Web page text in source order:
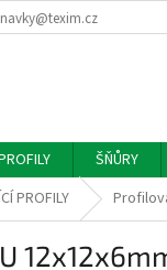
ŠŇŮRY
PROFILY